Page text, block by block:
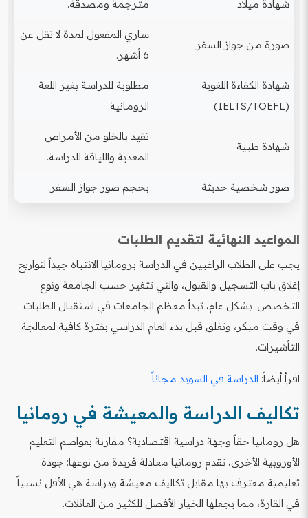
شهادة ميلاد مترجمة ومصدقة.
صورة من جواز السفر
ساري المفعول لمدة لا تقل عن
6 أشهر.
شهادة الكفاءة اللغوية
(IELTS/TOEFL)
مطلوبة للدراسة بغير اللغة
الرومانية.
شهادة طبية
تفيد بالخلو من الأمراض
المعدية واللياقة للدراسة.
صور شخصية حديثة بحجم صور جواز السفر.
المواعيد النهائية لتقديم الطلبات
يجب على الطلاب الراغبين في الدراسة برومانيا الانتباه جيداً لتواريخ
إغلاق باب التسجيل والقبول، والتي تتغير حسب الجامعة ونوع
التخصص. بشكل عام، تبدأ معظم الجامعات في استقبال الطلبات
في وقت مبكر، وتغلق قبل بدء العام الدراسي بفترة كافية لمعالجة
التأشيرات.
اقرأ أيضاً: الدراسة في السويد مجاناً
تكاليف الدراسة والمعيشة في رومانيا
هل رومانيا حقاً وجهة دراسية اقتصادية؟ مقارنة بعواصم التعليم
الأوروبية الأخرى، تقدم رومانيا معادلة فريدة من نوعها: جودة
تعليمية معترف بها مقابل تكاليف معيشة ودراسة هي الأقل نسبياً
في القارة، مما يجعلها الخيار الأفضل للكثير من العائلات.